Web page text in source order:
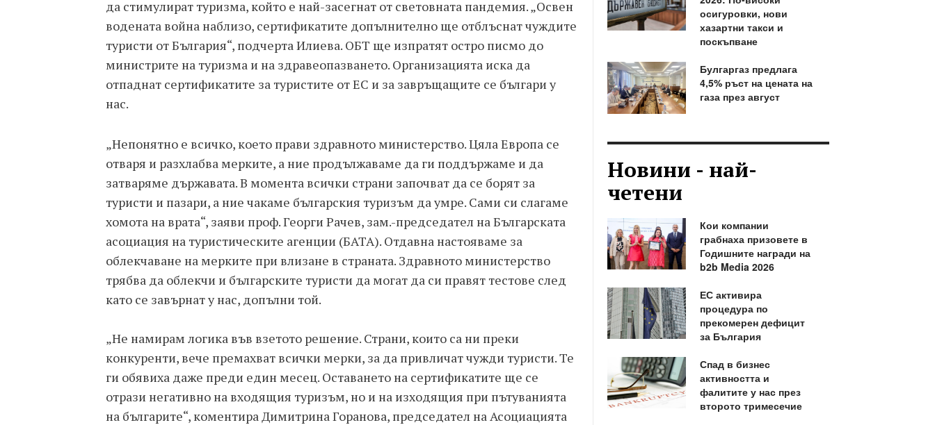
да стимулират туризма, който е най-засегнат от световната пандемия. „Освен
водената война наблизо, сертификатите допълнително ще отблъснат чуждите
туристи от България“, подчерта Илиева. ОБТ ще изпратят остро писмо до
министрите на туризма и на здравеопазването. Организацията иска да
отпаднат сертификатите за туристите от ЕС и за завръщащите се българи у
нас.
„Непонятно е всичко, което прави здравното министерство. Цяла Европа се
отваря и разхлабва мерките, а ние продължаваме да ги поддържаме и да
затваряме държавата. В момента всички страни започват да се борят за
туристи и пазари, а ние чакаме българския туризъм да умре. Сами си слагаме
хомота на врата“, заяви проф. Георги Рачев, зам.-председател на Българската
асоциация на туристическите агенции (БАТА). Отдавна настояваме за
облекчаване на мерките при влизане в страната. Здравното министерство
трябва да облекчи и българските туристи да могат да си правят тестове след
като се завърнат у нас, допълни той.
„Не намирам логика във взетото решение. Страни, които са ни преки
конкуренти, вече премахват всички мерки, за да привличат чужди туристи. Те
ги обявиха даже преди един месец. Оставането на сертификатите ще се
отрази негативно на входящия туризъм, но и на изходящия при пътуванията
на българите“, коментира Димитрина Горанова, председател на Асоциацията
осигуровки, нови
хазартни такси и
поскъпване
Булгаргаз предлага
4,5% ръст на цената на
газа през август
Новини - най-
четени
Кои компании
грабнаха призовете в
Годишните награди на
b2b Media 2026
ЕС активира
процедура по
прекомерен дефицит
за България
Спад в бизнес
активността и
фалитите у нас през
второто тримесечие